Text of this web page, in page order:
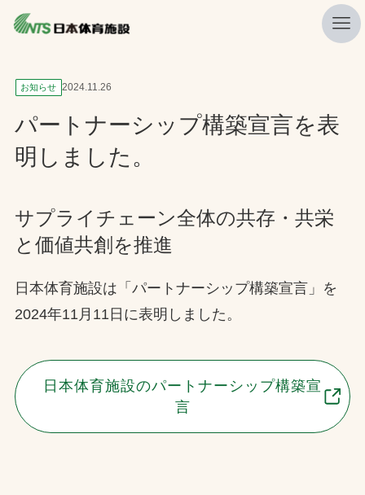
私たちの強み
ニュース
プレスリリース
製品・サービス一覧
施工・管理実績一覧
会社概要
採用情報
お問合せ
お取引先の皆様へ
お知らせ 2024.11.26
パートナーシップ構築宣言を表
明しました。
サプライチェーン全体の共存・共栄
と価値共創を推進
日本体育施設は「パートナーシップ構築宣言」を
2024年11月11日に表明しました。
日本体育施設のパートナーシップ構築宣
言